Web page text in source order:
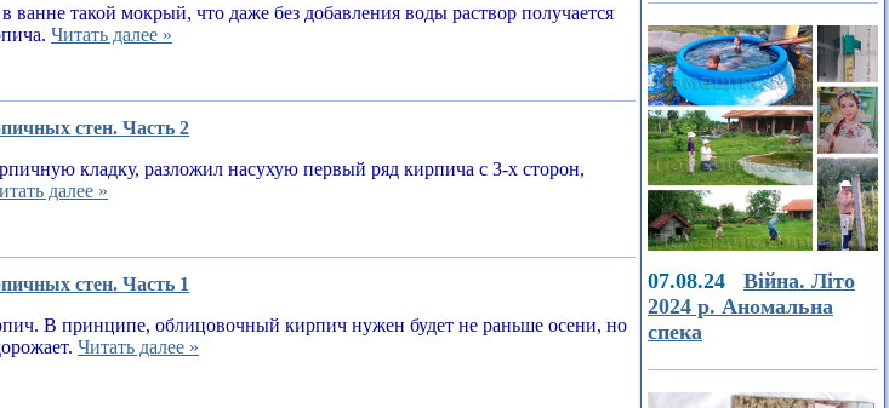
такой мокрый, что даже без добавления воды раствор получается
Читать далее »
стен. Часть 2
кладку, разложил насухую первый ряд кирпича с 3-х сторон,
далее »
стен. Часть 1
В принципе, облицовочный кирпич нужен будет не раньше осени, но
Читать далее »
07.08.24 Війна. Літо
2024 р. Аномальна
спека